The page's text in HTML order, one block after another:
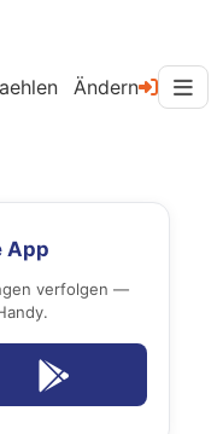
Ändern
App
verfolgen —